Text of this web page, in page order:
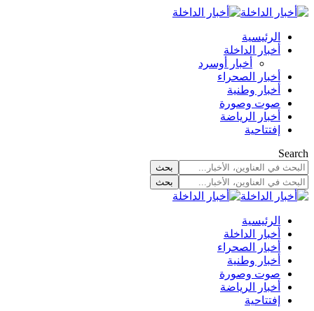
الرئيسية
أخبار الداخلة
أخبار أوسرد
أخبار الصحراء
أخبار وطنية
صوت وصورة
أخبار الرياضة
إفتتاحية
Search
الرئيسية
أخبار الداخلة
أخبار الصحراء
أخبار وطنية
صوت وصورة
أخبار الرياضة
إفتتاحية